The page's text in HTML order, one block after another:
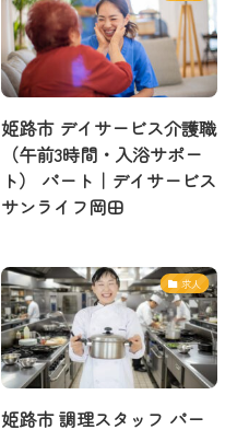
姫路市 デイサービス介護職
（午前3時間・入浴サポー
ト） パート｜デイサービス
サンライフ岡田
求人
姫路市 調理スタッフ パー